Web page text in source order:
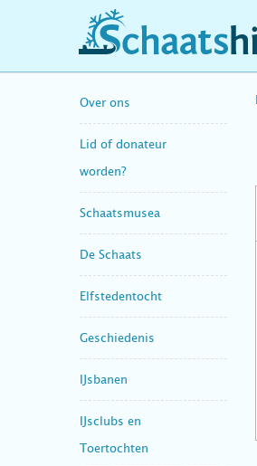
schaatshistorie.nl
Over ons
Lid of donateur
worden?
Schaatsmusea
De Schaats
Elfstedentocht
Geschiedenis
IJsbanen
IJsclubs en
Toertochten